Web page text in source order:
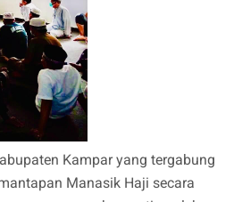
Kampar yang tergabung
Manasik Haji secara